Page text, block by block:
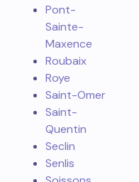
Pont-
Sainte-
Maxence
Roubaix
Roye
Saint-Omer
Saint-
Quentin
Seclin
Senlis